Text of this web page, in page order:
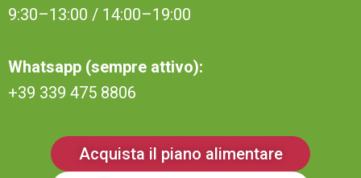
9:30–13:00 / 14:00–19:00
Whatsapp (sempre attivo):
+39 339 475 8806
Acquista il piano alimentare